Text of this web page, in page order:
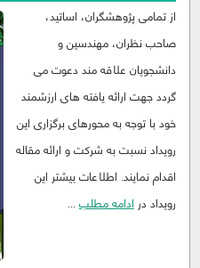
از تمامی پژوهشگران، اساتید،
صاحب نظران، مهندسین و
دانشجویان علاقه مند دعوت می
گردد جهت ارائه یافته های ارزشمند
خود با توجه به محورهای برگزاری این
رویداد نسبت به شرکت و ارائه مقاله
اقدام نمایند. اطلاعات بیشتر این
رویداد در ادامه مطلب...